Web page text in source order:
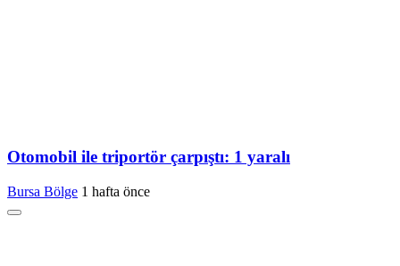
Otomobil ile triportör çarpıştı: 1 yaralı
Bursa Bölge 1 hafta önce